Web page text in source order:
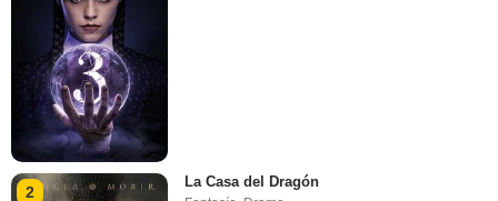
2
La Casa del Dragón